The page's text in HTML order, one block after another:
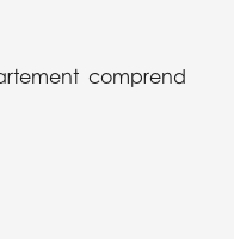
comprend